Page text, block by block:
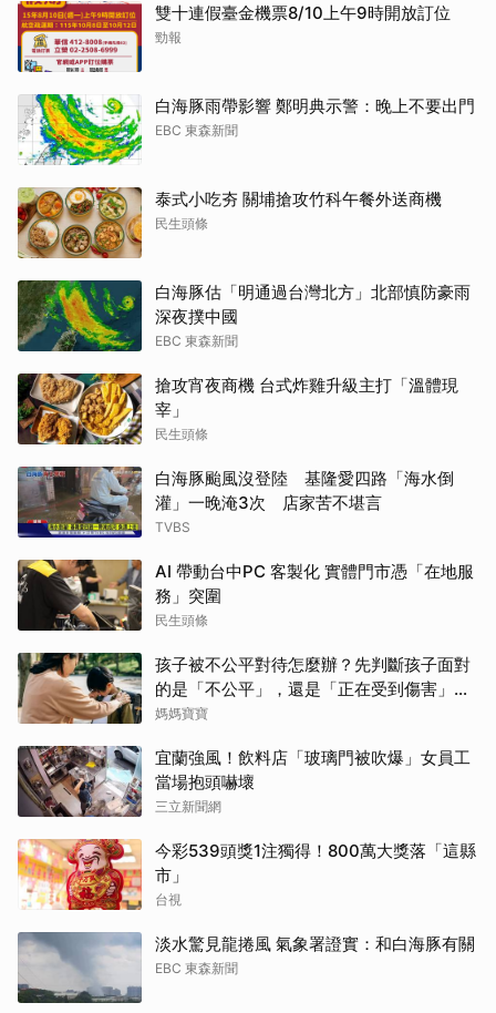
雙十連假臺金機票8/10上午9時開放訂位
勁報
白海豚雨帶影響 鄭明典示警：晚上不要出門
EBC 東森新聞
泰式小吃夯 關埔搶攻竹科午餐外送商機
民生頭條
白海豚估「明通過台灣北方」北部慎防豪雨
深夜撲中國
EBC 東森新聞
搶攻宵夜商機 台式炸雞升級主打「溫體現
宰」
民生頭條
白海豚颱風沒登陸 基隆愛四路「海水倒
灌」一晚淹3次 店家苦不堪言
TVBS
AI 帶動台中PC 客製化 實體門市憑「在地服
務」突圍
民生頭條
孩子被不公平對待怎麼辦？先判斷孩子面對
的是「不公平」，還是「正在受到傷害」？
處理方式完全不同
媽媽寶寶
宜蘭強風！飲料店「玻璃門被吹爆」女員工
當場抱頭嚇壞
三立新聞網
今彩539頭獎1注獨得！800萬大獎落「這縣
市」
台視
淡水驚見龍捲風 氣象署證實：和白海豚有關
EBC 東森新聞